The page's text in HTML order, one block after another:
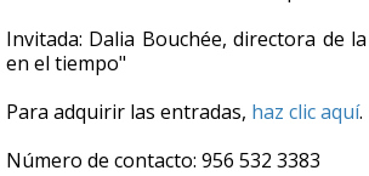
Invitada: Dalia Bouchée, directora de
en el tiempo"
Para adquirir las entradas, haz clic aquí.
Número de contacto: 956 532 3383